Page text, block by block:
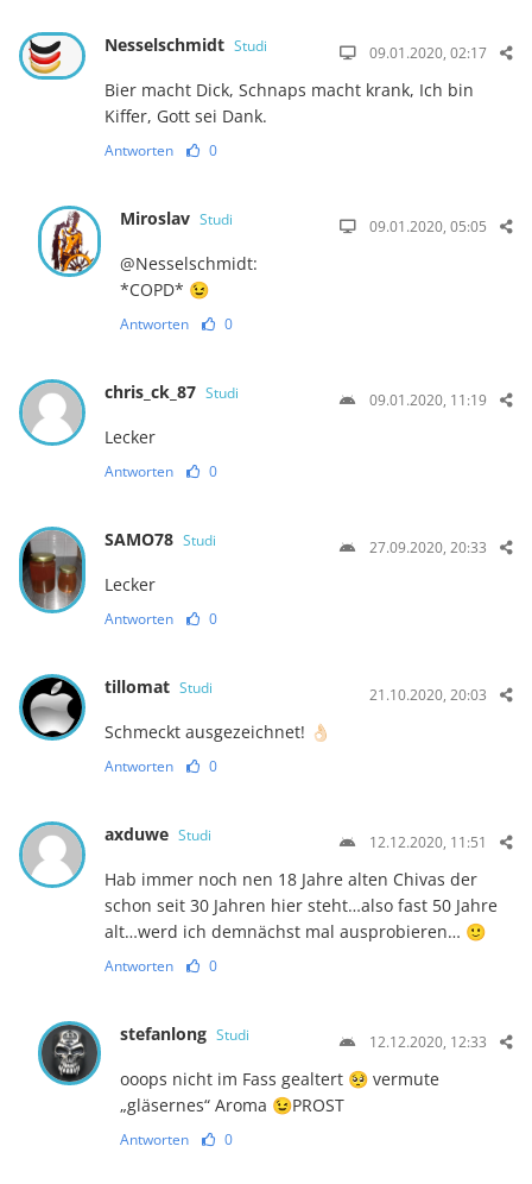
Nesselschmidt Studi 09.01.2020, 02:17
Bier macht Dick, Schnaps macht krank, Ich bin
Kiffer, Gott sei Dank.
Antworten 0
Miroslav Studi 09.01.2020, 05:05
@Nesselschmidt:
*COPD* 😉
Antworten 0
chris_ck_87 Studi 09.01.2020, 11:19
Lecker
Antworten 0
SAMO78 Studi 27.09.2020, 20:33
Lecker
Antworten 0
tillomat Studi 21.10.2020, 20:03
Schmeckt ausgezeichnet! 👌🏻
Antworten 0
axduwe Studi 12.12.2020, 11:51
Hab immer noch nen 18 Jahre alten Chivas der
schon seit 30 Jahren hier steht…also fast 50 Jahre
alt…werd ich demnächst mal ausprobieren… 🙂
Antworten 0
stefanlong Studi 12.12.2020, 12:33
ooops nicht im Fass gealtert 🥺 vermute
„gläsernes“ Aroma 😉PROST
Antworten 0